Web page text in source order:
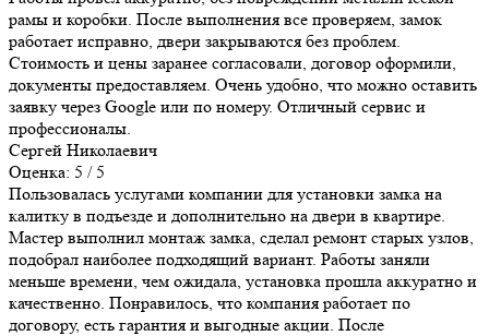
рамы и коробки. После выполнения все проверяем, замок
работает исправно, двери закрываются без проблем.
Стоимость и цены заранее согласовали, договор оформили,
документы предоставляем. Очень удобно, что можно оставить
заявку через Google или по номеру. Отличный сервис и
профессионалы.
Сергей Николаевич
Оценка: 5 / 5
Пользовалась услугами компании для установки замка на
калитку в подъезде и дополнительно на двери в квартире.
Мастер выполнил монтаж замка, сделал ремонт старых узлов,
подобрал наиболее подходящий вариант. Работы заняли
меньше времени, чем ожидала, установка прошла аккуратно и
качественно. Понравилось, что компания работает по
договору, есть гарантия и выгодные акции. После